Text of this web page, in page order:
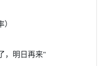
，明日再来"